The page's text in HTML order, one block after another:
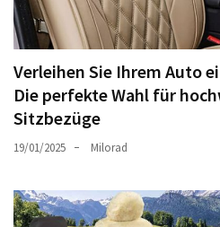
Verleihen Sie Ihrem Auto
Die perfekte Wahl für
Sitzbezüge
19/01/2025 Milorad